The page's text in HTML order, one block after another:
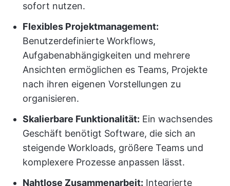
sofort nutzen.
Flexibles Projektmanagement:
Benutzerdefinierte Workflows,
Aufgabenabhängigkeiten und mehrere
Ansichten ermöglichen es Teams, Projekte
nach ihren eigenen Vorstellungen zu
organisieren.
Skalierbare Funktionalität: Ein wachsendes
Geschäft benötigt Software, die sich an
steigende Workloads, größere Teams und
komplexere Prozesse anpassen lässt.
Nahtlose Zusammenarbeit: Integrierte